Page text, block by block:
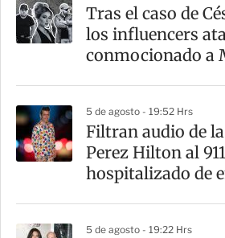
Tras el caso de
los influencers
conmocionado a
5 de agosto - 19:52 Hrs
Filtran audio de
Perez Hilton al
hospitalizado de
5 de agosto - 19:22 Hrs